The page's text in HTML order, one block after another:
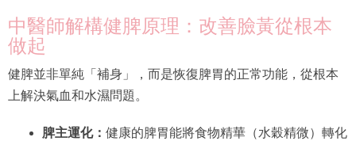
中醫師解構健脾原理：改善臉黃從根本
做起
健脾並非單純「補身」，而是恢復脾胃的正常功能，從根本
上解決氣血和水濕問題。
脾主運化： 健康的脾胃能將食物精華（水穀精微）轉化